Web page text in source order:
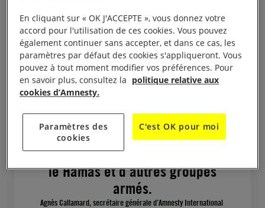
Le 7 octobre est un jour de deuil
pour les Israéliennes et les
Israéliens dont les proches ont
été tués ou kidnappés, et pour
les milliers d’autres qui sont
toujours loin de leur foyer depuis
les attaques ignobles menées par
le Hamas et d’autres groupes
armés.
Agnès Callamard, secrétaire générale d’Amnesty International
En cliquant sur « OK J'ACCEPTE », vous donnez votre
accord pour l'utilisation de ces cookies. Vous pouvez
également continuer sans accepter, et dans ce cas, les
paramètres par défaut des cookies s'appliqueront. Vous
pouvez à tout moment modifier vos préférences. Pour
en savoir plus, consultez la politique relative aux
cookies d’Amnesty.
Paramètres des
cookies
C'est OK pour moi